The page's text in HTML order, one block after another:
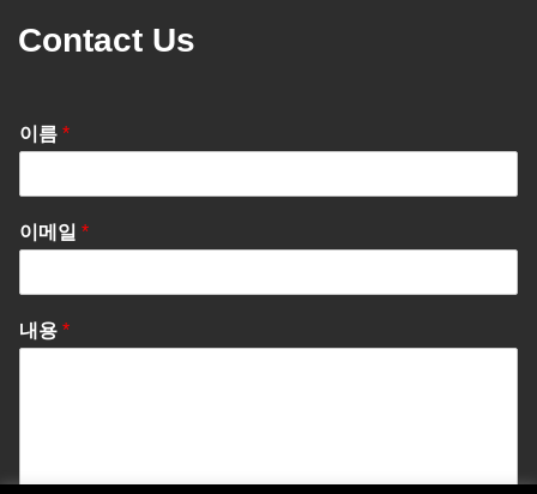
Contact Us
이름 *
이메일 *
내용 *